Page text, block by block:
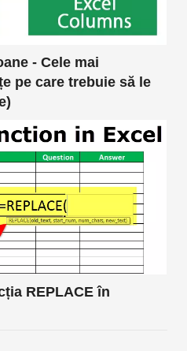
- Cele mai
pe care trebuie să le
REPLACE în